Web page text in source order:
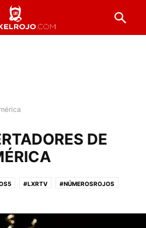
DE
#LXRTV #NÚMEROSROJOS
ACTUALIDAD COPA ARGENTINA